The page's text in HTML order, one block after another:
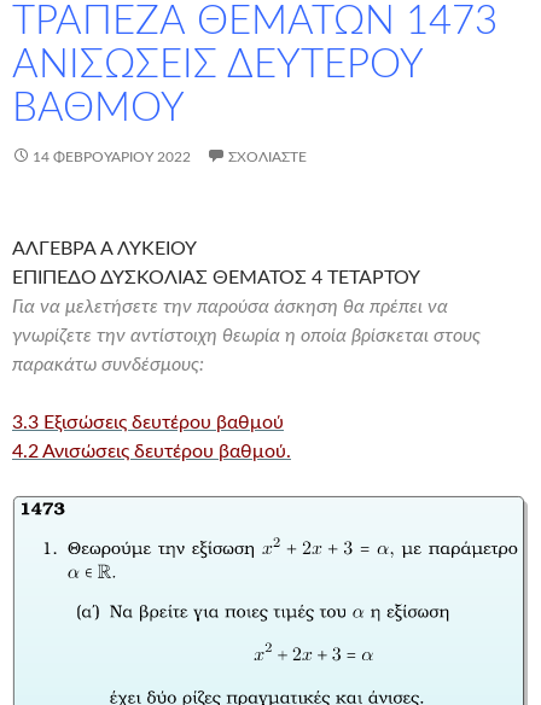
ΤΡΑΠΕΖΑ ΘΕΜΑΤΩΝ 1473
ΑΝΙΣΩΣΕΙΣ ΔΕΥΤΕΡΟΥ
ΒΑΘΜΟΥ
14 ΦΕΒΡΟΥΑΡΊΟΥ 2022 ΣΧΟΛΙΆΣΤΕ
ΑΛΓΕΒΡΑ Α ΛΥΚΕΙΟΥ
ΕΠΙΠΕΔΟ ΔΥΣΚΟΛΙΑΣ ΘΕΜΑΤΟΣ 4 ΤΕΤΑΡΤΟΥ
Για να μελετήσετε την παρούσα άσκηση θα πρέπει να
γνωρίζετε την αντίστοιχη θεωρία η οποία βρίσκεται στους
παρακάτω συνδέσμους:
3.3 Εξισώσεις δευτέρου βαθμού
4.2 Ανισώσεις δευτέρου βαθμού.